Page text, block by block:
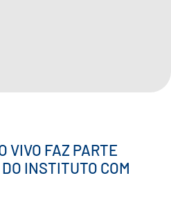
EN
VIVO FAZ PARTE
INSTITUTO COM